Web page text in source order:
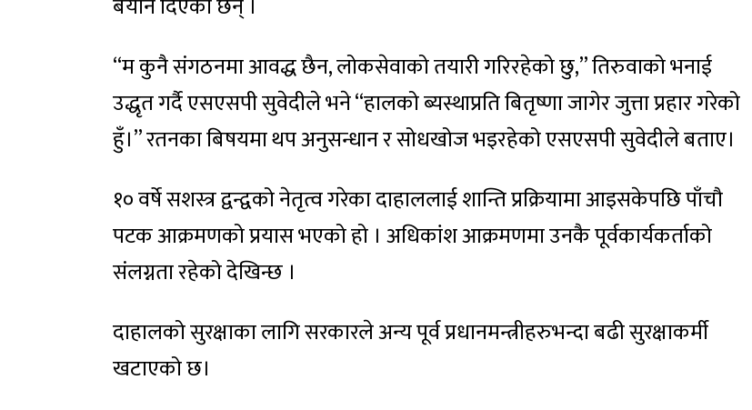
बयान दिएका छन् ।
“म कुनै संगठनमा आवद्ध छैन, लोकसेवाको तयारी गरिरहेको छु,” तिरुवाको भनाई
उद्धृत गर्दै एसएसपी सुवेदीले भने “हालको ब्यस्थाप्रति बितृष्णा जागेर जुत्ता प्रहार गरेको
हुँ।” रतनका बिषयमा थप अनुसन्धान र सोधखोज भइरहेको एसएसपी सुवेदीले बताए।
१० वर्षे सशस्त्र द्वन्द्वको नेतृत्व गरेका दाहाललाई शान्ति प्रक्रियामा आइसकेपछि पाँचौ
पटक आक्रमणको प्रयास भएको हो । अधिकांश आक्रमणमा उनकै पूर्वकार्यकर्ताको
संलग्नता रहेको देखिन्छ ।
दाहालको सुरक्षाका लागि सरकारले अन्य पूर्व प्रधानमन्त्रीहरुभन्दा बढी सुरक्षाकर्मी
खटाएको छ।